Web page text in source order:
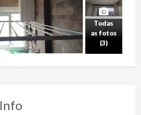
Todas
as fotos
(3)